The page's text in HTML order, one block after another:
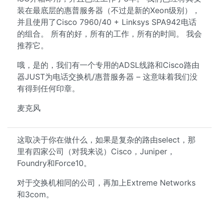
装在最底层的惠普服务器（不过是新的Xeon级别），
并且使用了Cisco 7960/40 + Linksys SPA942电话
的组合。 所有的好，所有的工作，所有的时间。 我会
推荐它。
哦，是的，我们有一个专用的ADSL线路和Cisco路由
器JUST为电话交换机/惠普服务器 – 这意味着我们没
有得到任何印章。
麦克风
这取决于你在做什么，如果是复杂的路由select，那
里有四家公司（对我来说）Cisco，Juniper，
Foundry和Force10。
对于交换机相同的公司，再加上Extreme Networks
和3com。